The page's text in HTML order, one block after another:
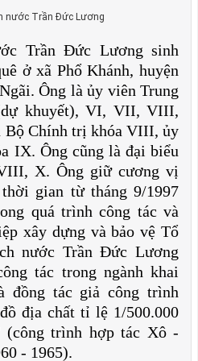
nước Trần Đức Lương
Trần Đức Lương sinh
ở xã Phổ Khánh, huyện
Ông là ủy viên Trung
khuyết), VI, VII, VIII,
Chính trị khóa VIII, ủy
IX. Ông cũng là đại biểu
X. Ông giữ cương vị
gian từ tháng 9/1997
quá trình công tác và
xây dựng và bảo vệ Tổ
nước Trần Đức Lương
tác trong ngành khai
đồng tác giả công trình
địa chất tỉ lệ 1/500.000
(công trình hợp tác Xô -
- 1965).